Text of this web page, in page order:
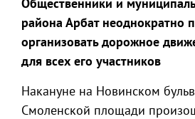
района Арбат неоднократно
организовать дорожное
для всех его участников
Накануне на Новинском
Смоленской площади